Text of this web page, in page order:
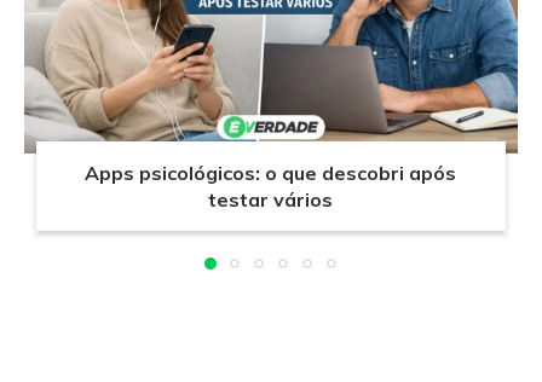
Apps psicológicos: o que descobri após
testar vários